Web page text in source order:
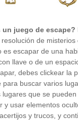
un juego de escape?
de misterios
es escapar de una
llave o de un
debes clickear la
para buscar varios
lugares que se pueden
y usar elementos
y trucos, y